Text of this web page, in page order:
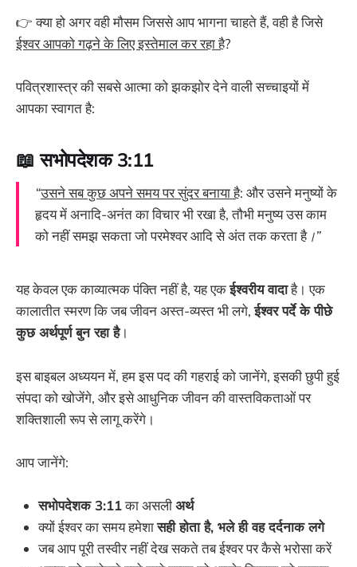
👉 क्या हो अगर वही मौसम जिससे आप भागना चाहते हैं, वही है जिसे
ईश्वर आपको गढ़ने के लिए इस्तेमाल कर रहा है?
पवित्रशास्त्र की सबसे आत्मा को झकझोर देने वाली सच्चाइयों में
आपका स्वागत है:
📖 सभोपदेशक 3:11
“उसने सब कुछ अपने समय पर सुंदर बनाया है: और उसने मनुष्यों के
हृदय में अनादि-अनंत का विचार भी रखा है, तौभी मनुष्य उस काम
को नहीं समझ सकता जो परमेश्वर आदि से अंत तक करता है।”
यह केवल एक काव्यात्मक पंक्ति नहीं है, यह एकईश्वरीय वादाहै। एक
कालातीत स्मरण कि जब जीवन अस्त-व्यस्त भी लगे,ईश्वर पर्दे के पीछे
कुछ अर्थपूर्ण बुन रहा है।
इस बाइबल अध्ययन में, हम इस पद की गहराई को जानेंगे, इसकी छुपी हुई
संपदा को खोजेंगे, और इसे आधुनिक जीवन की वास्तविकताओं पर
शक्तिशाली रूप से लागू करेंगे।
आप जानेंगे:
सभोपदेशक 3:11का असलीअर्थ
क्यों ईश्वर का समय हमेशासही होता है, भले ही वह दर्दनाक लगे
जब आप पूरी तस्वीर नहीं देख सकते तब ईश्वर पर कैसे भरोसा करें